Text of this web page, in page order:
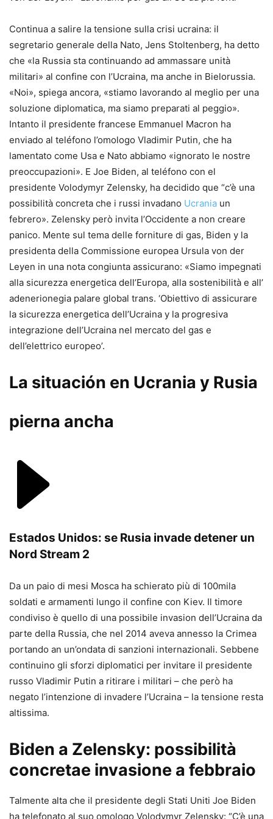
Continua a salire la tensione sulla crisi ucraina: il
segretario generale della Nato, Jens Stoltenberg, ha detto
che «la Russia sta continuando ad ammassare unità
militari» al confine con l’Ucraina, ma anche in Bielorussia.
«Noi», spiega ancora, «stiamo lavorando al meglio per una
soluzione diplomatica, ma siamo preparati al peggio».
Intanto il presidente francese Emmanuel Macron ha
enviado al teléfono l’omologo Vladimir Putin, che ha
lamentato come Usa e Nato abbiamo «ignorato le nostre
preoccupazioni». E Joe Biden, al teléfono con el
presidente Volodymyr Zelensky, ha decidido que “c’è una
possibilità concreta che i russi invadano Ucrania un
febrero». Zelensky però invita l’Occidente a non creare
panico. Mente sul tema delle forniture di gas, Biden y la
presidenta della Commissione europea Ursula von der
Leyen in una nota congiunta assicurano: «Siamo impegnati
alla sicurezza energetica dell’Europa, alla sostenibilità e all’
adenerionegia palare global trans. ‘Obiettivo di assicurare
la sicurezza energetica dell’Ucraina y la progresiva
integrazione dell’Ucraina nel mercato del gas e
dell’elettrico europeo’.
La situación en Ucrania y Rusia
pierna ancha
Estados Unidos: se Rusia invade detener un
Nord Stream 2
Da un paio di mesi Mosca ha schierato più di 100mila
soldati e armamenti lungo il confine con Kiev. Il timore
condiviso è quello di una possibile invasion dell’Ucraina da
parte della Russia, che nel 2014 aveva annesso la Crimea
portando an un’ondata di sanzioni internazionali. Sebbene
continuino gli sforzi diplomatici per invitare il presidente
russo Vladimir Putin a ritirare i militari – che però ha
negato l’intenzione di invadere l’Ucraina – la tensione resta
altissima.
Biden a Zelensky: possibilità
concretae invasione a febbraio
Talmente alta che il presidente degli Stati Uniti Joe Biden
ha telefonato al suo omologo Volodymyr Zelensky: “C’è una